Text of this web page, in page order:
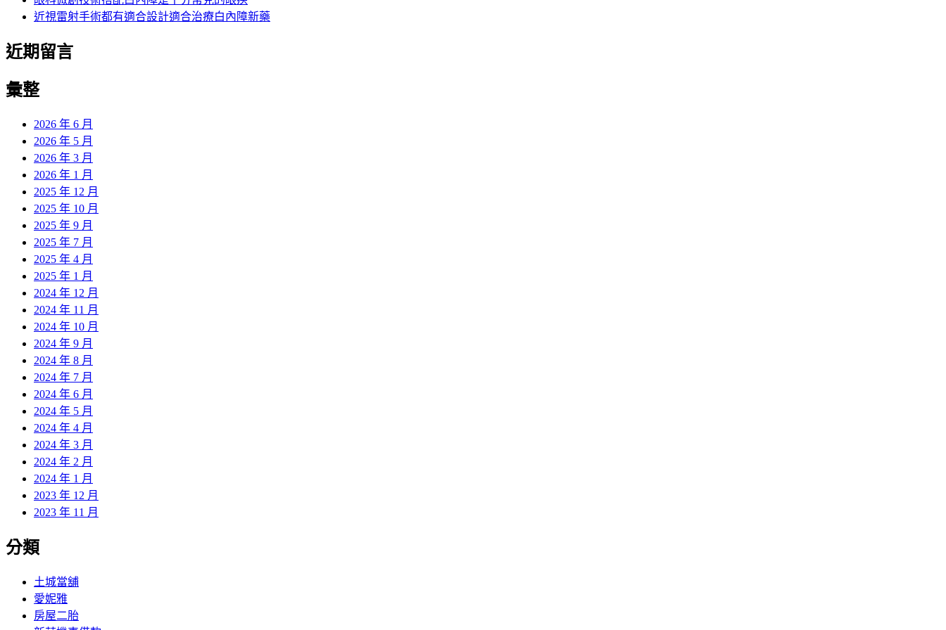
近視雷射手術都有適合設計適合治療白內障新藥
近期留言
彙整
2026 年 6 月
2026 年 5 月
2026 年 3 月
2026 年 1 月
2025 年 12 月
2025 年 10 月
2025 年 9 月
2025 年 7 月
2025 年 4 月
2025 年 1 月
2024 年 12 月
2024 年 11 月
2024 年 10 月
2024 年 9 月
2024 年 8 月
2024 年 7 月
2024 年 6 月
2024 年 5 月
2024 年 4 月
2024 年 3 月
2024 年 2 月
2024 年 1 月
2023 年 12 月
2023 年 11 月
分類
土城當舖
愛妮雅
房屋二胎